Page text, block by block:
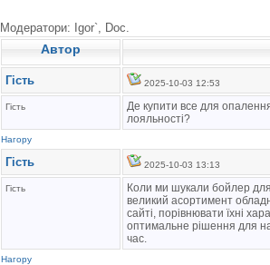
Модератори: Igor`, Doc.
Автор
Гість 2025-10-03 12:53
Гість
Де купити все для
лояльності?
Нагору
Гість 2025-10-03 13:13
Гість
Коли ми шукали бойлер
великий асортимент
сайті, порівнювати їхні
оптимальне рішення для
час.
Нагору